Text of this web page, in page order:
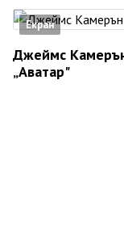
Екран
Джеймс
„Аватар"